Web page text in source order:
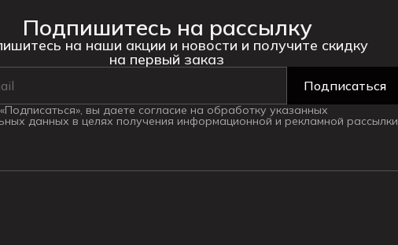
Подпишитесь на рассылку
на наши акции и новости и получите скидку
на первый заказ
Подписаться
вы даете согласие на обработку указанных
данных в целях получения информационной и рекламной рассылки